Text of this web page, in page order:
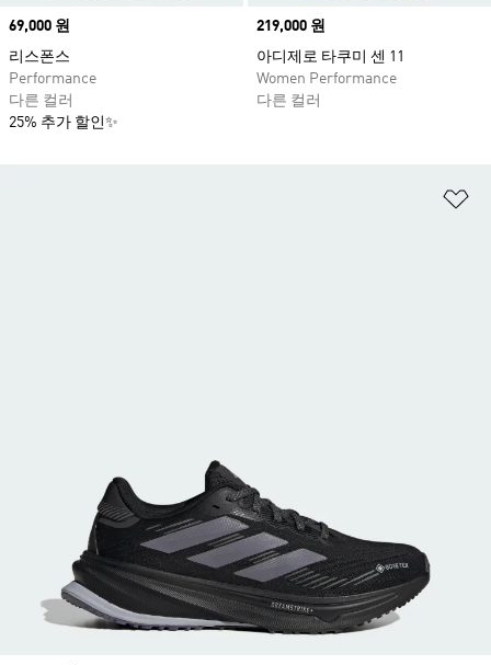
Price
69,000 원
리스폰스
Performance
다른 컬러
25% 추가 할인✨
Price
219,000 원
아디제로 타쿠미 센 11
Women Performance
다른 컬러